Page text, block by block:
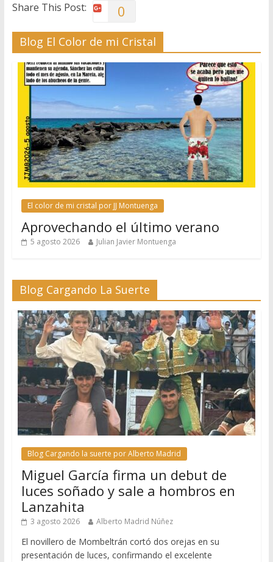
Share This Post: 0
Blog El Color de mi Cristal
El color de mi cristal por JJ Montuenga
Aprovechando el último verano
5 agosto 2026 Julian Javier Montuenga
Blog Cargando La Suerte
Blog Cargando la suerte por Alberto Madrid
Miguel García firma un debut de
luces soñado y sale a hombros en
Lanzahita
3 agosto 2026 Alberto Madrid Núñez
El novillero de Mombeltrán cortó dos orejas en su
presentación de luces, confirmando el excelente